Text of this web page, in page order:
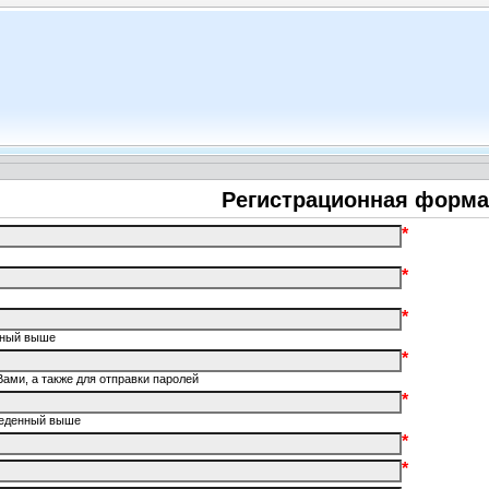
Регистрационная форма
*
*
*
выше
*
а также для отправки паролей
*
выше
*
*